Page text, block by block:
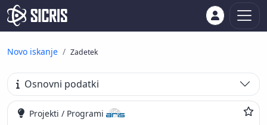
Novo iskanje Zadetek
Osnovni podatki
Projekti / Programi